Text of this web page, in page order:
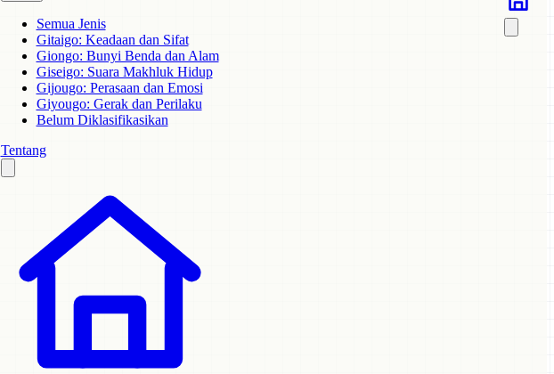
Semua Jenis
Gitaigo: Keadaan dan Sifat
Giongo: Bunyi Benda dan Alam
Giseigo: Suara Makhluk Hidup
Gijougo: Perasaan dan Emosi
Giyougo: Gerak dan Perilaku
Belum Diklasifikasikan
Tentang